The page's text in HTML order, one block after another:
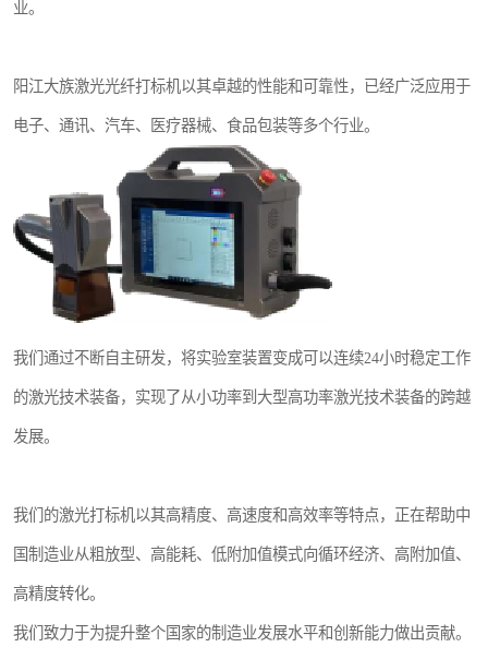
业。
阳江大族激光光纤打标机以其卓越的性能和可靠性，已经广泛应用于
电子、通讯、汽车、医疗器械、食品包装等多个行业。
我们通过不断自主研发，将实验室装置变成可以连续24小时稳定工作
的激光技术装备，实现了从小功率到大型高功率激光技术装备的跨越
发展。
我们的激光打标机以其高精度、高速度和高效率等特点，正在帮助中
国制造业从粗放型、高能耗、低附加值模式向循环经济、高附加值、
高精度转化。
我们致力于为提升整个国家的制造业发展水平和创新能力做出贡献。